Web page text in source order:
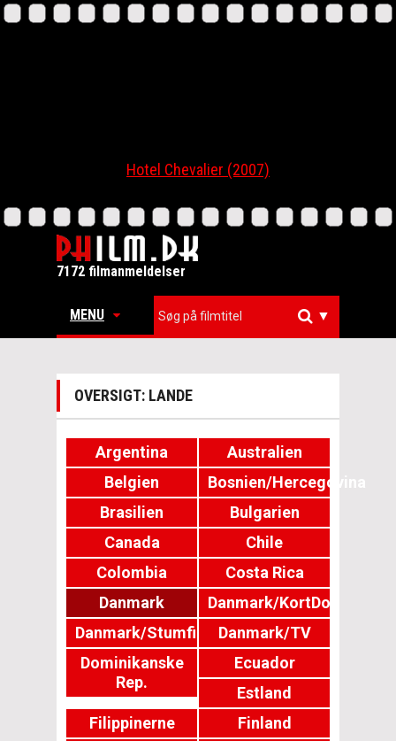
Hotel Chevalier (2007)
7172 filmanmeldelser
MENU ▼
OVERSIGT: LANDE
Argentina
Australien
Belgien
Bosnien/Hercegovina
Brasilien
Bulgarien
Canada
Chile
Colombia
Costa Rica
Danmark
Danmark/KortDok
Danmark/Stumfilm
Danmark/TV
Dominikanske
Rep.
Ecuador
Estland
Filippinerne
Finland